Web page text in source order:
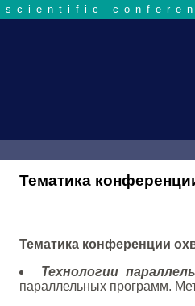
scientific
Тематика
Тематика конференции
Технологии
параллельных программ.